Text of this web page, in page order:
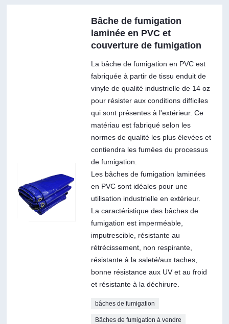
Bâche de fumigation
laminée en PVC et
couverture de fumigation
La bâche de fumigation en PVC est
fabriquée à partir de tissu enduit de
vinyle de qualité industrielle de 14 oz
pour résister aux conditions difficiles
qui sont présentes à l'extérieur. Ce
matériau est fabriqué selon les
normes de qualité les plus élevées et
contiendra les fumées du processus
de fumigation.
Les bâches de fumigation laminées
en PVC sont idéales pour une
utilisation industrielle en extérieur.
La caractéristique des bâches de
fumigation est imperméable,
imputrescible, résistante au
rétrécissement, non respirante,
résistante à la saleté/aux taches,
bonne résistance aux UV et au froid
et résistante à la déchirure.
bâches de fumigation
Bâches de fumigation à vendre